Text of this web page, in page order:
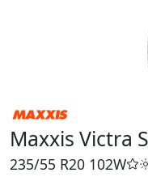
Maxxis Victra
235/55 R20 102W